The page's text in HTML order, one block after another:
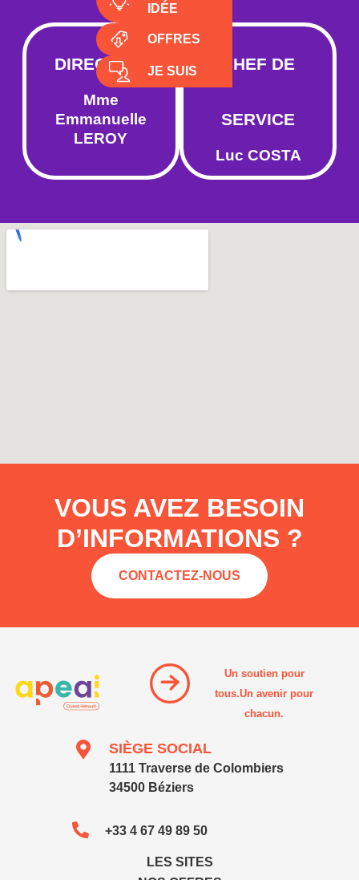
IDÉE
OFFRES
JE SUIS
DIRECTION
Mme
Emmanuelle
LEROY
CHEF DE
SERVICE
Luc COSTA
VOUS AVEZ BESOIN
D’INFORMATIONS ?
CONTACTEZ-NOUS
Un soutien pour
tous.Un avenir pour
chacun.
SIÈGE SOCIAL
1111 Traverse de Colombiers
34500 Béziers
+33 4 67 49 89 50
LES SITES